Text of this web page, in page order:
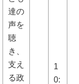
達の
声を
聴
き、
支え
る政
1
0: